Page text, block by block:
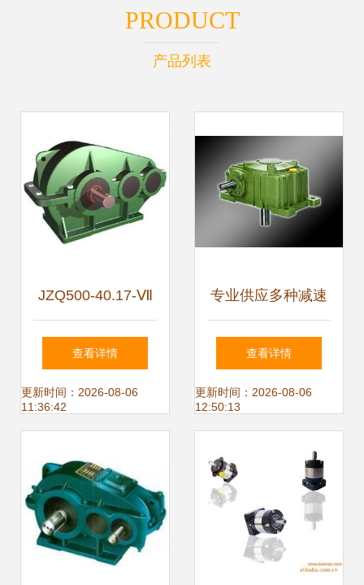
PRODUCT
产品列表
JZQ500-40.17-Ⅶ
型圆柱齿轮减速机
结构、特性与应用
查看详情
更新时间：2026-08-06
11:36:42
专业供应多种减速
机，型号齐全，助
力工业自动化升级
查看详情
更新时间：2026-08-06
12:50:13